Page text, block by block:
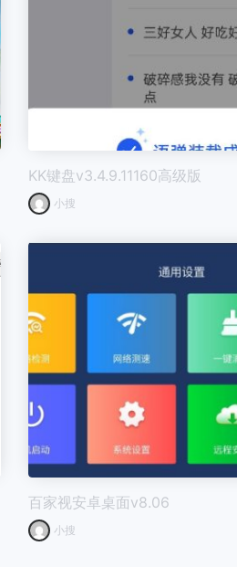
KK键盘v3.4.9.11160高级版
小搜
百家视安卓桌面v8.06
小搜